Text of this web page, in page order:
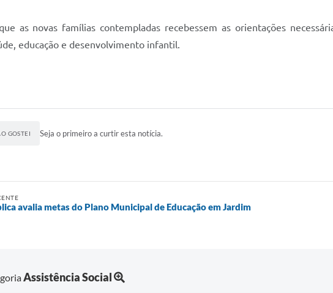
as novas famílias contempladas recebessem as orientações
educação e desenvolvimento infantil.
GOSTEI Seja o primeiro a curtir esta notícia.
avalia metas do Plano Municipal de Educação em Jardim
Assistência Social